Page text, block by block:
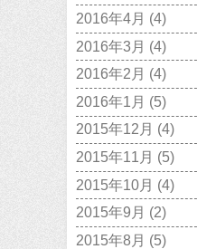
2016年4月 (4)
2016年3月 (4)
2016年2月 (4)
2016年1月 (5)
2015年12月 (4)
2015年11月 (5)
2015年10月 (4)
2015年9月 (2)
2015年8月 (5)